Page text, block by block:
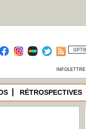
INFOLETTRE
RÉTROSPECTIVES